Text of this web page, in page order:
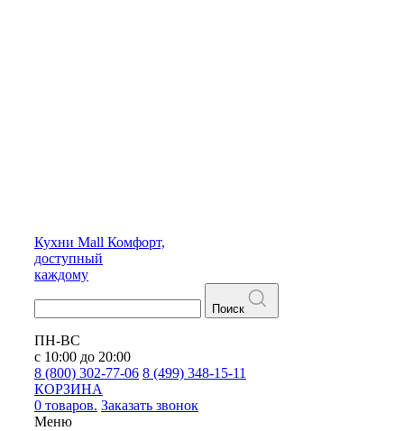
Кухни Mall Комфорт,
доступный
каждому
Поиск
ПН-ВС
с 10:00 до 20:00
8 (800) 302-77-06 8 (499) 348-15-11
КОРЗИНА
0 товаров. Заказать звонок
Меню